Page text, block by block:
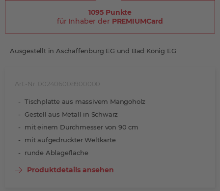
Art.-Nr. 002406008900000
Tischplatte aus massivem Mangoholz
Gestell aus Metall in Schwarz
mit einem Durchmesser von 90 cm
mit aufgedruckter Weltkarte
runde Ablagefläche
Produktdetails ansehen
1095 Punkte
für Inhaber der PREMIUMCard
Ausgestellt in Aschaffenburg EG und Bad König EG